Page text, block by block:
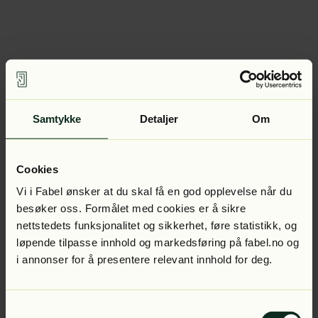
Samtykke Detaljer Om
Cookies
Vi i Fabel ønsker at du skal få en god opplevelse når du
besøker oss. Formålet med cookies er å sikre
nettstedets funksjonalitet og sikkerhet, føre statistikk, og
løpende tilpasse innhold og markedsføring på fabel.no og
i annonser for å presentere relevant innhold for deg.